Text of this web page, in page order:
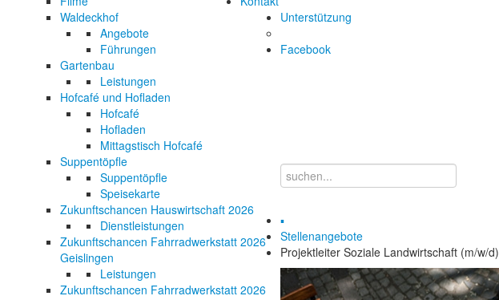
Waldeckhof
Angebote
Führungen
Gartenbau
Leistungen
Hofcafé und Hofladen
Hofcafé
Hofladen
Mittagstisch Hofcafé
Suppentöpfle
Suppentöpfle
Speisekarte
Zukunftschancen Hauswirtschaft 2026
Dienstleistungen
Zukunftschancen Fahrradwerkstatt 2026
Geislingen
Leistungen
Zukunftschancen Fahrradwerkstatt 2026
Unterstützung
Facebook
▪
Stellenangebote
Projektleiter Soziale Landwirtschaft (m/w/d)